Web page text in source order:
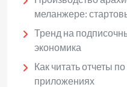
меланжере:
Тренд на
экономика
Как читать отчеты
приложениях